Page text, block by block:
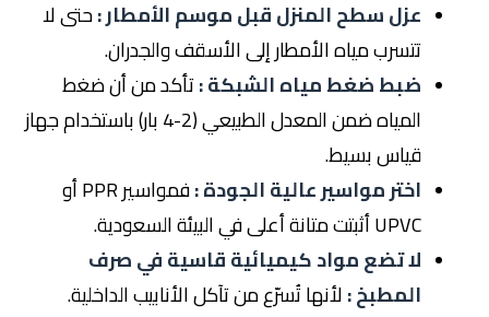
عزل سطح المنزل قبل موسم الأمطار :حتى لا
تتسرب مياه الأمطار إلى الأسقف والجدران.
ضبط ضغط مياه الشبكة :تأكد من أن ضغط
المياه ضمن المعدل الطبيعي (2-4 بار) باستخدام جهاز
قياس بسيط.
اختر مواسير عالية الجودة :
فمواسير PPR أو
UPVC أثبتت متانة أعلى في البيئة السعودية.
لا تضع مواد كيميائية قاسية في صرف
المطبخ :لأنها تُسرّع من تآكل الأنابيب الداخلية.